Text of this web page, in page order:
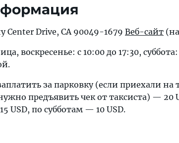
Center Drive, CA 90049-1679 Веб-сайт
воскресенье: с 10:00 до 17:30, суббота:
за парковку (если приехали на
предъявить чек от таксиста) — 20
USD, по субботам — 10 USD.